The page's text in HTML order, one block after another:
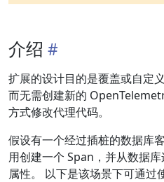
介绍
扩展的设计目的是覆盖或自定
而无需创建新的
方式修改代理代码。
假设有一个经过插桩的数据库
用创建一个 Span，并从数据
属性。 以下是该场景下可通过